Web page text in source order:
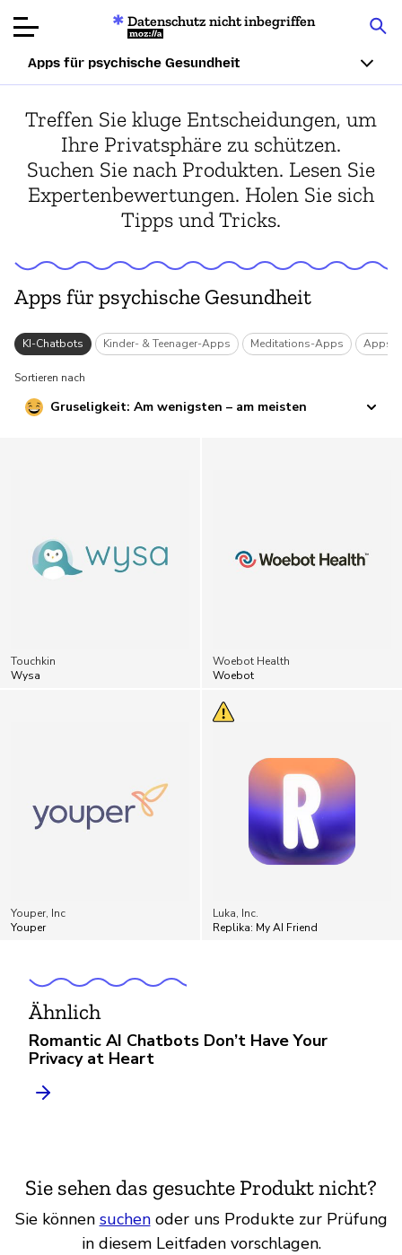
Produktbewertungen
Artikel
Über
Spenden
Datenschutz nicht inbegriffen
Mozilla
Apps für psychische Gesundheit
Treffen Sie kluge Entscheidungen, um
Ihre Privatsphäre zu schützen.
Suchen Sie nach Produkten. Lesen Sie
Expertenbewertungen. Holen Sie sich
Tipps und Tricks.
Apps für psychische Gesundheit
KI-Chatbots Kinder- & Teenager-Apps Meditations-Apps Apps
Sortieren nach
Gruseligkeit: Am wenigsten – am meisten
Ähnlich
Romantic AI Chatbots Don’t Have Your
Privacy at Heart
Touchkin
Wysa
Woebot Health
Woebot
Youper, Inc
Youper
Luka, Inc.
Replika: My AI Friend
Sie sehen das gesuchte Produkt nicht?
Sie können suchenoder uns Produkte zur Prüfung
in diesem Leitfaden vorschlagen.